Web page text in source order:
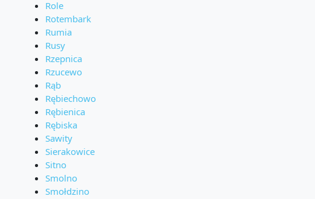
Role
Rotembark
Rumia
Rusy
Rzepnica
Rzucewo
Rąb
Rębiechowo
Rębienica
Rębiska
Sawity
Sierakowice
Sitno
Smolno
Smołdzino